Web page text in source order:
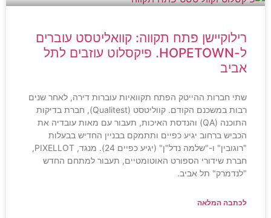
רילוקיישן פתח תקווה: קוואליטסט עוברים
ל-HOPETOWN. פיקסלוט עוזבים לתל
אביב
שתי חברות ההייטק הפתח תקוואיות עוברות דירה, לאחר שנים
רבות במשכנם הקודם. קווליטסט (Qualitest), חברת בדיקות
התוכנה (QA) והנדסת האיכות, תעבור עם מאות עובדיה את
הכביש ברחוב יגיע כפיים ותתמקם בבניין החדיש בבעלות
"רוגובין" ו-"שלמה נדל"ן" (יגיע כפיים 24). מנגד, PIXELLOT,
חברת שידורי הספורט האוטומטיים, תעבור למתחם החדש
"לנדמרק" תל אביב.
לכתבה המלאה